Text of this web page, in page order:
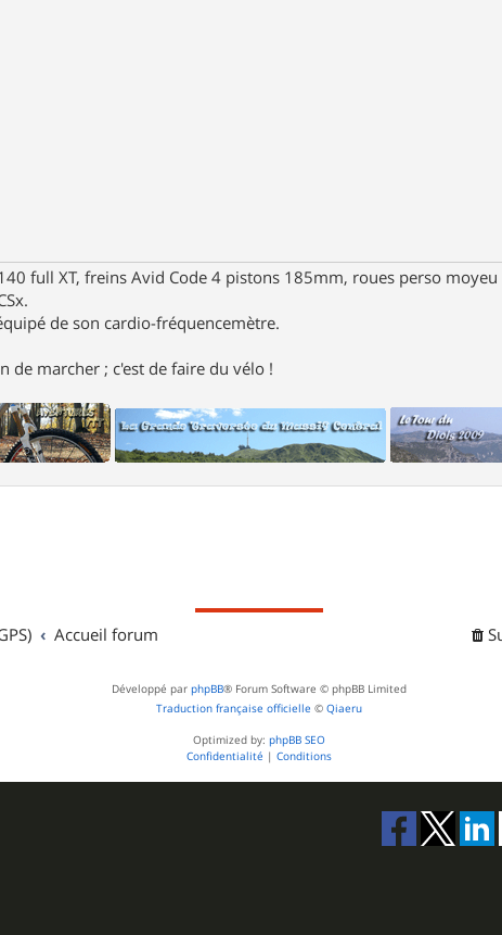
full XT, freins Avid Code 4 pistons 185mm, roues perso
de son cardio-fréquencemètre.
de marcher ; c'est de faire du vélo !
Accueil forum
Développé par phpBB® Forum Software © phpBB Limited
Traduction française officielle © Qiaeru
Optimized by: phpBB SEO
Confidentialité | Conditions